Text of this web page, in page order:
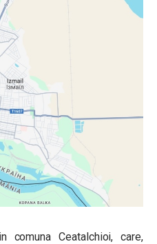
comuna Ceatalchioi, care,